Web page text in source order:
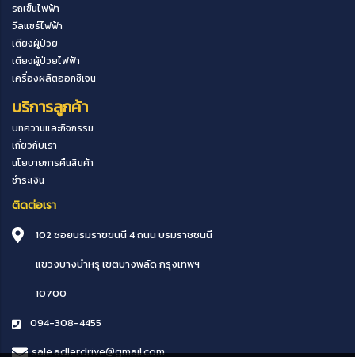
รถเข็นไฟฟ้า
วีลแชร์ไฟฟ้า
เตียงผู้ป่วย
เตียงผู้ป่วยไฟฟ้า
เครื่องผลิตออกซิเจน
บริการลูกค้า
บทความและกิจกรรม
เกี่ยวกับเรา
นโยบายการคืนสินค้า
ชำระเงิน
ติดต่อเรา
102 ซอยบรมราขขนนี 4 ถนน บรมราชชนนี
แขวงบางบำหรุ เขตบางพลัดกรุงเทพฯ
10700
094-308-4455
sale.adlerdrive@gmail.com